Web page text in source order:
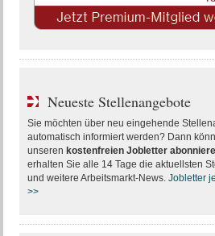
Neueste Stellenangebote
Sie möchten über neu eingehende
automatisch informiert werden? Dann
unseren kostenfreien Jobletter
erhalten Sie alle 14 Tage die aktuellsten
und weitere Arbeitsmarkt-News. Jobletter
>>